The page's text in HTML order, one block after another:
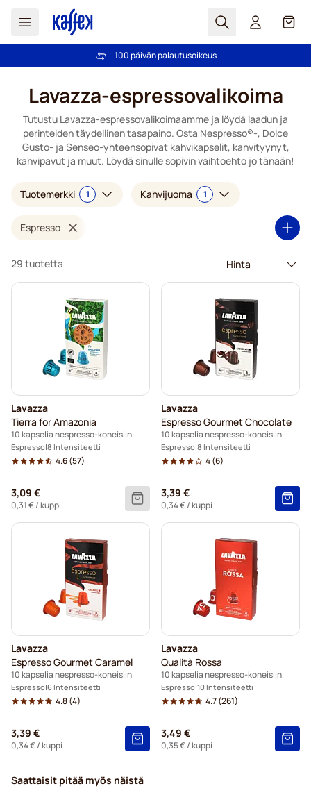
Haku Kori
Ilmainen toimitus yli 49,00€ tilauksille
Hintatakuu!
100 päivän palautusoikeus
Yli 2 000 000 asiakkaan luottamus
Lavazza-espressovalikoima
Tutustu Lavazza-espressovalikoimaamme ja löydä laadun ja
perinteiden täydellinen tasapaino. Osta Nespresso®-, Dolce
Gusto- ja Senseo-yhteensopivat kahvikapselit, kahvityynyt,
kahvipavut ja muut. Löydä sinulle sopivin vaihtoehto jo tänään!
Tuotemerkki 1 Kahvijuoma 1
Espresso
29 tuotetta
Lavazza
Tierra for Amazonia
10 kapselia nespresso-koneisiin
Espresso 8 Intensiteetti
4.6(57)
3,09 €
0,31 €/ kuppi
Lavazza
Espresso Gourmet Chocolate
10 kapselia nespresso-koneisiin
Espresso 8 Intensiteetti
4(6)
3,39 €
0,34 €/ kuppi
Lavazza
Espresso Gourmet Caramel
10 kapselia nespresso-koneisiin
Espresso 6 Intensiteetti
4.8(4)
3,39 €
0,34 €/ kuppi
Lavazza
Qualità Rossa
10 kapselia nespresso-koneisiin
Espresso 10 Intensiteetti
4.7(261)
3,49 €
0,35 €/ kuppi
Saattaisit pitää myös näistä